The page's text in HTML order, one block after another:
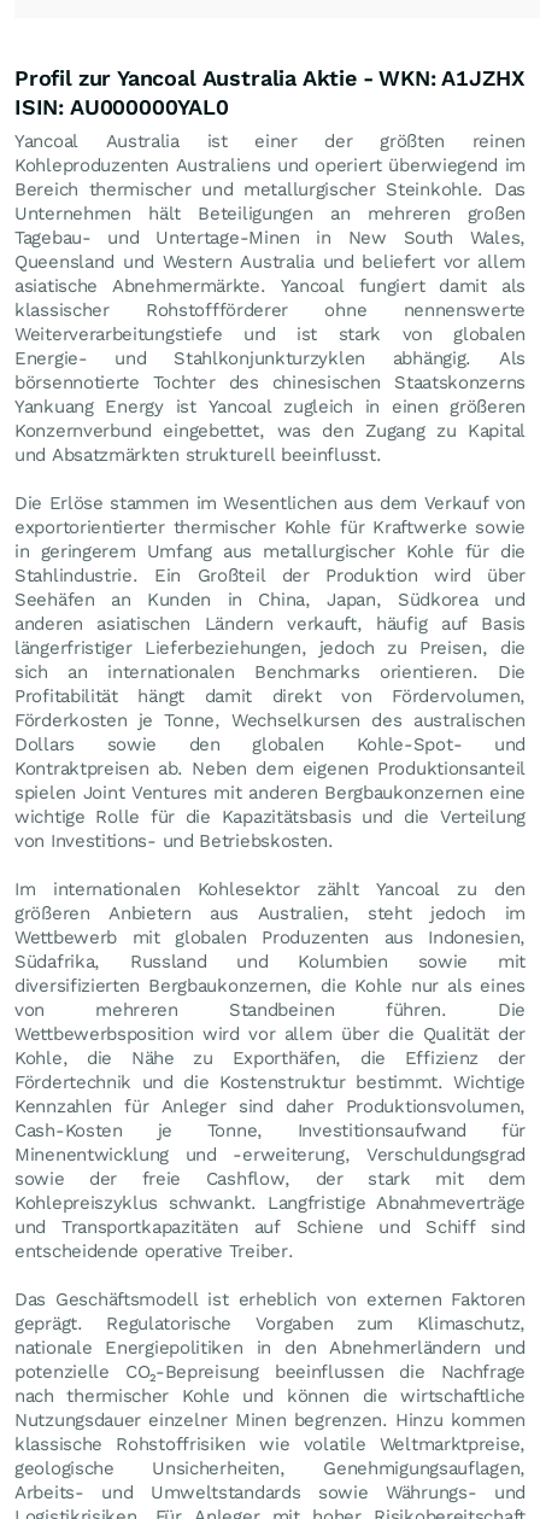
Profil zur Yancoal Australia Aktie - WKN: A1JZHX
ISIN: AU000000YAL0
Yancoal Australia ist einer der größten reinen
Kohleproduzenten Australiens und operiert überwiegend im
Bereich thermischer und metallurgischer Steinkohle. Das
Unternehmen hält Beteiligungen an mehreren großen
Tagebau- und Untertage-Minen in New South Wales,
Queensland und Western Australia und beliefert vor allem
asiatische Abnehmermärkte. Yancoal fungiert damit als
klassischer Rohstoffförderer ohne nennenswerte
Weiterverarbeitungstiefe und ist stark von globalen
Energie- und Stahlkonjunkturzyklen abhängig. Als
börsennotierte Tochter des chinesischen Staatskonzerns
Yankuang Energy ist Yancoal zugleich in einen größeren
Konzernverbund eingebettet, was den Zugang zu Kapital
und Absatzmärkten strukturell beeinflusst.
Die Erlöse stammen im Wesentlichen aus dem Verkauf von
exportorientierter thermischer Kohle für Kraftwerke sowie
in geringerem Umfang aus metallurgischer Kohle für die
Stahlindustrie. Ein Großteil der Produktion wird über
Seehäfen an Kunden in China, Japan, Südkorea und
anderen asiatischen Ländern verkauft, häufig auf Basis
längerfristiger Lieferbeziehungen, jedoch zu Preisen, die
sich an internationalen Benchmarks orientieren. Die
Profitabilität hängt damit direkt von Fördervolumen,
Förderkosten je Tonne, Wechselkursen des australischen
Dollars sowie den globalen Kohle-Spot- und
Kontraktpreisen ab. Neben dem eigenen Produktionsanteil
spielen Joint Ventures mit anderen Bergbaukonzernen eine
wichtige Rolle für die Kapazitätsbasis und die Verteilung
von Investitions- und Betriebskosten.
Im internationalen Kohlesektor zählt Yancoal zu den
größeren Anbietern aus Australien, steht jedoch im
Wettbewerb mit globalen Produzenten aus Indonesien,
Südafrika, Russland und Kolumbien sowie mit
diversifizierten Bergbaukonzernen, die Kohle nur als eines
von mehreren Standbeinen führen. Die
Wettbewerbsposition wird vor allem über die Qualität der
Kohle, die Nähe zu Exporthäfen, die Effizienz der
Fördertechnik und die Kostenstruktur bestimmt. Wichtige
Kennzahlen für Anleger sind daher Produktionsvolumen,
Cash-Kosten je Tonne, Investitionsaufwand für
Minenentwicklung und -erweiterung, Verschuldungsgrad
sowie der freie Cashflow, der stark mit dem
Kohlepreiszyklus schwankt. Langfristige Abnahmeverträge
und Transportkapazitäten auf Schiene und Schiff sind
entscheidende operative Treiber.
Das Geschäftsmodell ist erheblich von externen Faktoren
geprägt. Regulatorische Vorgaben zum Klimaschutz,
nationale Energiepolitiken in den Abnehmerländern und
potenzielle CO₂-Bepreisung beeinflussen die Nachfrage
nach thermischer Kohle und können die wirtschaftliche
Nutzungsdauer einzelner Minen begrenzen. Hinzu kommen
klassische Rohstoffrisiken wie volatile Weltmarktpreise,
geologische Unsicherheiten, Genehmigungsauflagen,
Arbeits- und Umweltstandards sowie Währungs- und